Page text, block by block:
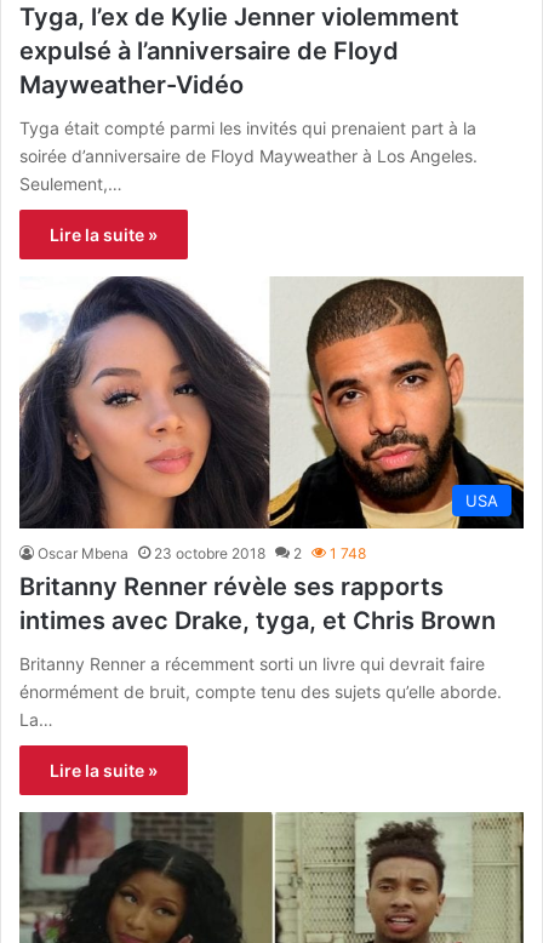
Tyga, l’ex de Kylie Jenner violemment
expulsé à l’anniversaire de Floyd
Mayweather-Vidéo
Tyga était compté parmi les invités qui prenaient part à la
soirée d’anniversaire de Floyd Mayweather à Los Angeles.
Seulement,…
Lire la suite »
USA
Oscar Mbena 23 octobre 2018 2 1 748
Britanny Renner révèle ses rapports
intimes avec Drake, tyga, et Chris Brown
Britanny Renner a récemment sorti un livre qui devrait faire
énormément de bruit, compte tenu des sujets qu’elle aborde.
La…
Lire la suite »